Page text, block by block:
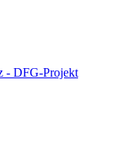
- DFG-Projekt